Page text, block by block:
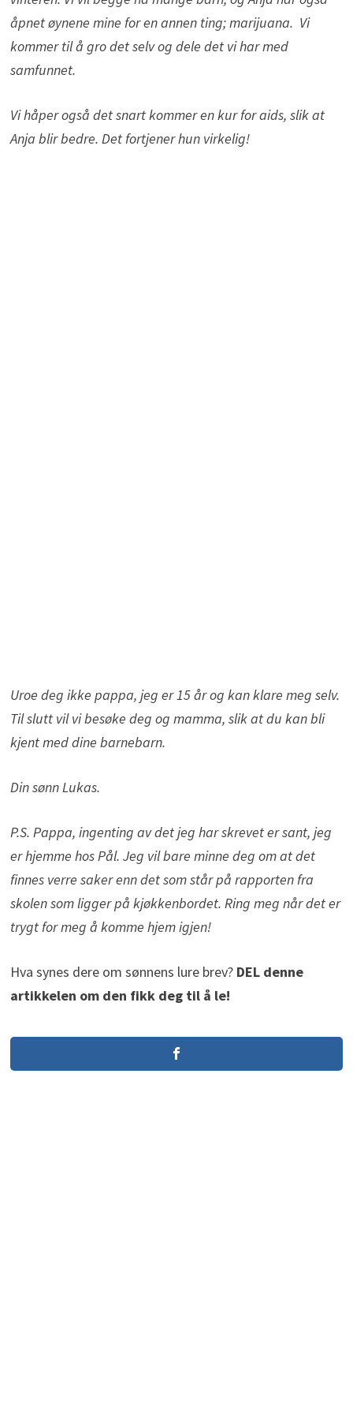
åpnet øynene mine for en annen ting; marijuana. Vi
kommer til å gro det selv og dele det vi har med
samfunnet.
Vi håper også det snart kommer en kur for aids, slik at
Anja blir bedre. Det fortjener hun virkelig!
Uroe deg ikke pappa, jeg er 15 år og kan klare meg selv.
Til slutt vil vi besøke deg og mamma, slik at du kan bli
kjent med dine barnebarn.
Din sønn Lukas.
P.S. Pappa, ingenting av det jeg har skrevet er sant, jeg
er hjemme hos Pål. Jeg vil bare minne deg om at det
finnes verre saker enn det som står på rapporten fra
skolen som ligger på kjøkkenbordet. Ring meg når det er
trygt for meg å komme hjem igjen!
Hva synes dere om sønnens lure brev? DEL denne
artikkelen om den fikk deg til å le!